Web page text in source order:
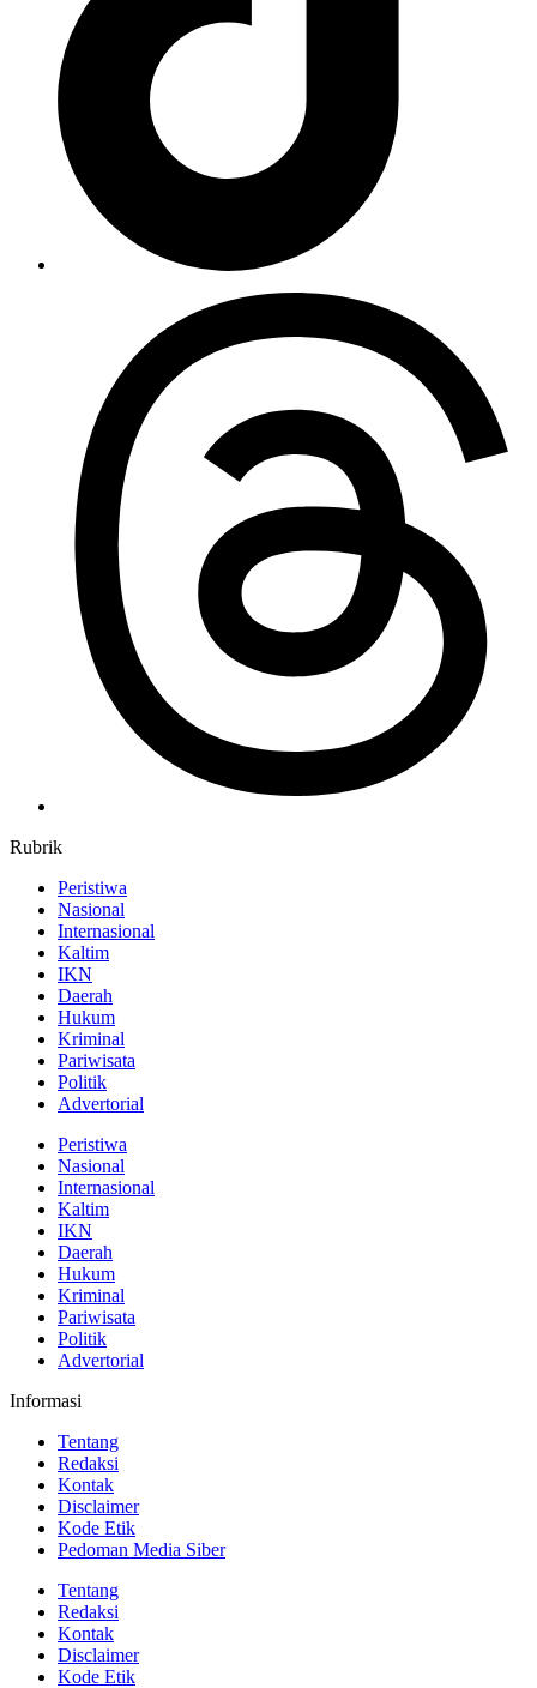
Rubrik
Peristiwa
Nasional
Internasional
Kaltim
IKN
Daerah
Hukum
Kriminal
Pariwisata
Politik
Advertorial
Peristiwa
Nasional
Internasional
Kaltim
IKN
Daerah
Hukum
Kriminal
Pariwisata
Politik
Advertorial
Informasi
Tentang
Redaksi
Kontak
Disclaimer
Kode Etik
Pedoman Media Siber
Tentang
Redaksi
Kontak
Disclaimer
Kode Etik